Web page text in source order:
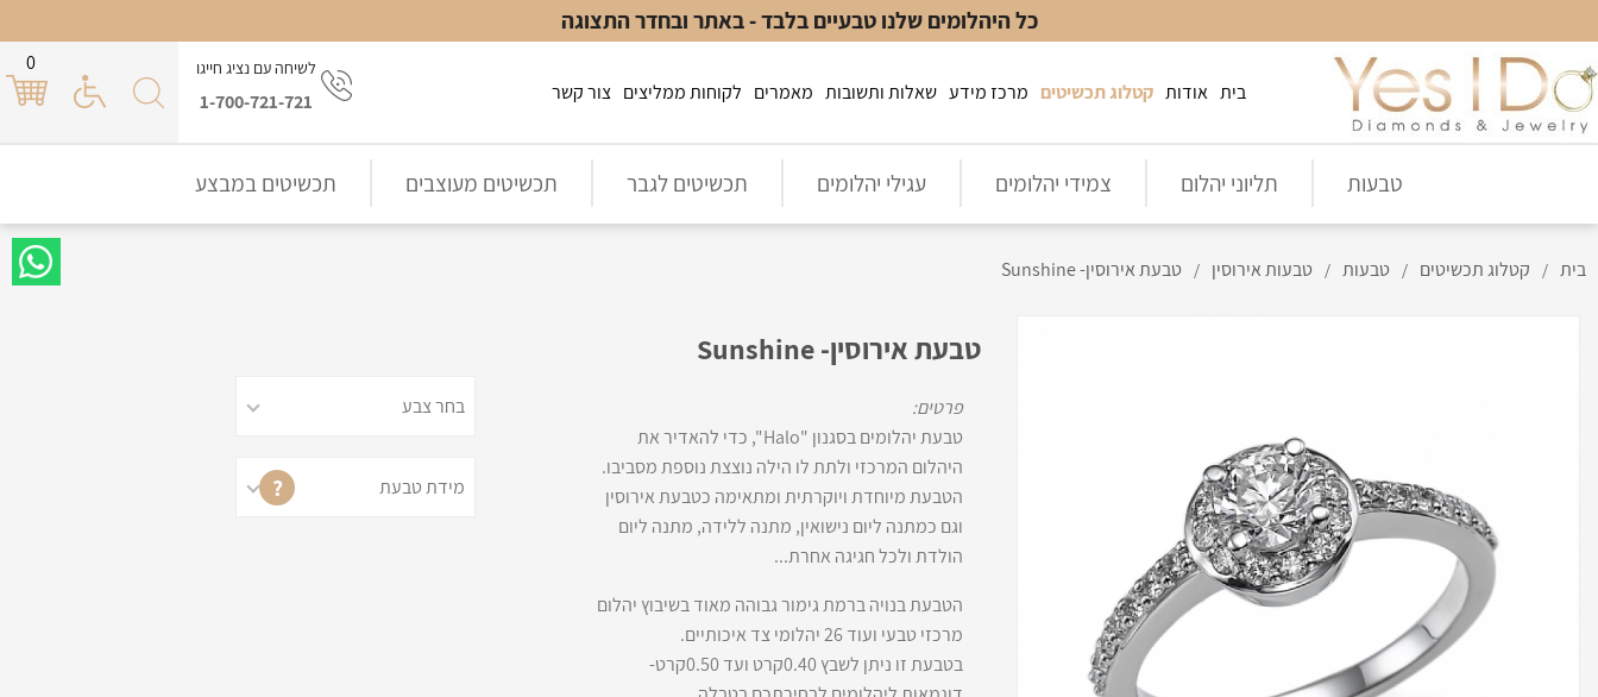
כל היהלומים שלנו טבעיים בלבד - באתר ובחדר התצוגה
בית אודות קטלוג תכשיטים מרכז מידע שאלות ותשובות מאמרים לקוחות ממליצים צור קשר
0 לשיחה עם נציג חייגו
1-700-721-721
טבעות תליוני יהלום צמידי יהלומים עגילי יהלומים תכשיטים לגבר תכשיטים מעוצבים תכשיטים במבצע
בית / קטלוג תכשיטים / טבעות / טבעות אירוסין / טבעת אירוסין- Sunshine
טבעת אירוסין- Sunshine
פרטים:
טבעת יהלומים בסגנון "Halo", כדי להאדיר את
היהלום המרכזי ולתת לו הילה נוצצת נוספת מסביבו.
הטבעת מיוחדת ויוקרתית ומתאימה כטבעת אירוסין
וגם כמתנה ליום נישואין, מתנה ללידה, מתנה ליום
הולדת ולכל חגיגה אחרת...
הטבעת בנויה ברמת גימור גבוהה מאוד בשיבוץ יהלום
מרכזי טבעי ועוד 26 יהלומי צד איכותיים.
בטבעת זו ניתן לשבץ 0.40קרט ועד 0.50קרט-
?